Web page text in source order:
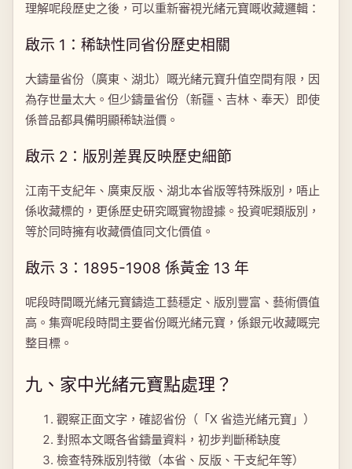
理解呢段歷史之後，可以重新審視光緒元寶嘅收藏邏輯：
啟示 1：稀缺性同省份歷史相關
大鑄量省份（廣東、湖北）嘅光緒元寶升值空間有限，因
為存世量太大。但少鑄量省份（新疆、吉林、奉天）即使
係普品都具備明顯稀缺溢價。
啟示 2：版別差異反映歷史細節
江南干支紀年、廣東反版、湖北本省版等特殊版別，唔止
係收藏標的，更係歷史研究嘅實物證據。投資呢類版別，
等於同時擁有收藏價值同文化價值。
啟示 3：1895-1908 係黃金 13 年
呢段時間嘅光緒元寶鑄造工藝穩定、版別豐富、藝術價值
高。集齊呢段時間主要省份嘅光緒元寶，係銀元收藏嘅完
整目標。
九、家中光緒元寶點處理？
觀察正面文字，確認省份（「X 省造光緒元寶」）
對照本文嘅各省鑄量資料，初步判斷稀缺度
檢查特殊版別特徵（本省、反版、干支紀年等）